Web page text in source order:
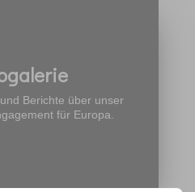
Berichte über unser
für Europa.